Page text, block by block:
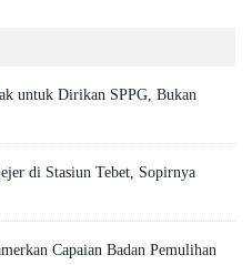
untuk Dirikan SPPG, Bukan
di Stasiun Tebet, Sopirnya
Capaian Badan Pemulihan